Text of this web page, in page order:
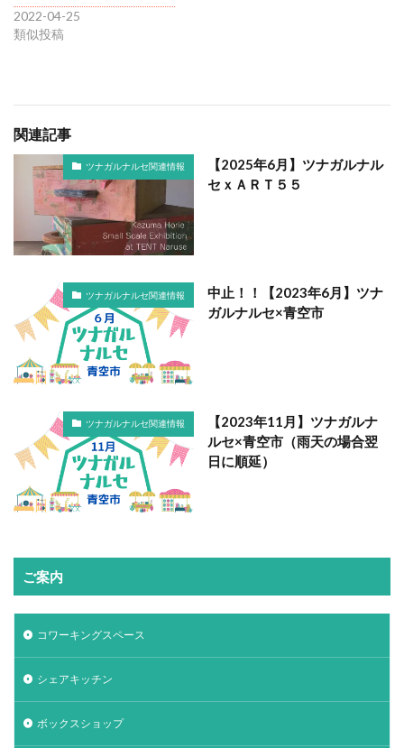
2022-04-25
類似投稿
関連記事
ツナガルナルセ関連情報
【2025年6月】ツナガルナル
セｘＡＲＴ５５
ツナガルナルセ関連情報
中止！！【2023年6月】ツナ
ガルナルセ×青空市
ツナガルナルセ関連情報
【2023年11月】ツナガルナ
ルセ×青空市（雨天の場合翌
日に順延）
ご案内
コワーキングスペース
シェアキッチン
ボックスショップ